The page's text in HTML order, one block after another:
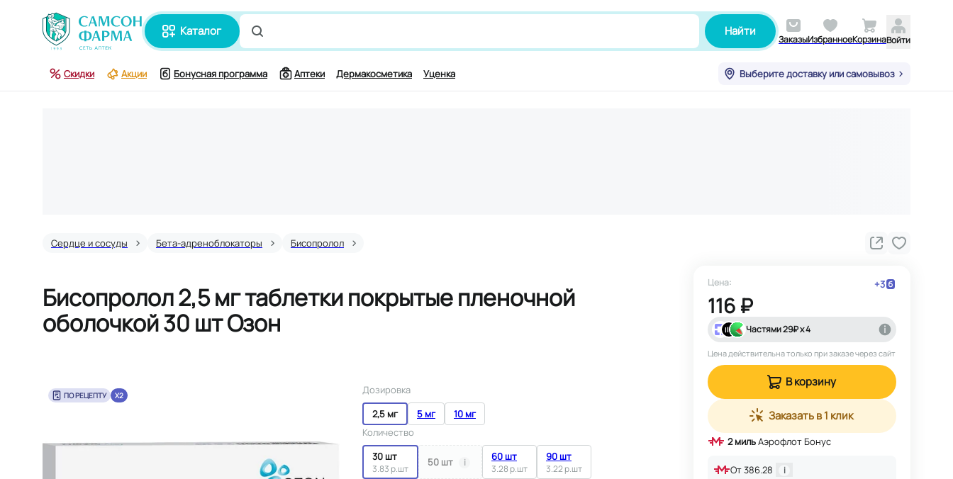
каталог
Поиск по лекарству и симптомам, например,для работы мозга
Найти
ЗаказыИзбранноеКорзинаВойти
Скидки Акции Бонусная программа Аптеки Дермакосметика Уценка Выберите доставку или самовывоз
Сердце и сосуды Бета-адреноблокаторы Бисопролол
Бисопролол 2,5 мг таблетки покрытые пленочной
оболочкой 30 шт Озон
ПО РЕЦЕПТУ X2
Дозировка
2,5 мг
5 мг
10 мг
Количество
30 шт
3.83 р.шт
50 шт i 60 шт
3.28 р.шт
90 шт
3.22 р.шт
Цена: +3
116 ₽
Частями29₽ х 4
Цена действительна только при заказе через сайт
В корзину
Заказать в 1 клик
2мильАэрофлот Бонус
От386.28
i